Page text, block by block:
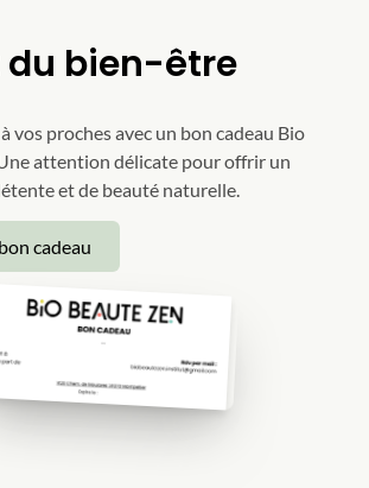
du bien-être
vos proches avec un bon cadeau Bio
attention délicate pour offrir un
et de beauté naturelle.
cadeau